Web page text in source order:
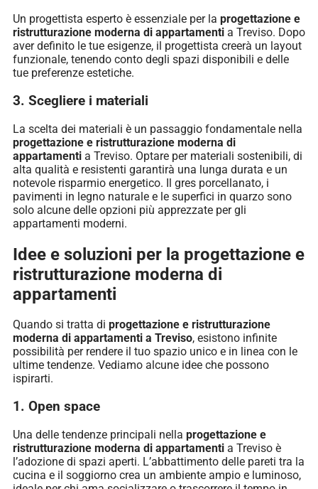
Un progettista esperto è essenziale per la progettazione e
ristrutturazione moderna di appartamenti a Treviso. Dopo
aver definito le tue esigenze, il progettista creerà un layout
funzionale, tenendo conto degli spazi disponibili e delle
tue preferenze estetiche.
3. Scegliere i materiali
La scelta dei materiali è un passaggio fondamentale nella
progettazione e ristrutturazione moderna di
appartamenti a Treviso. Optare per materiali sostenibili, di
alta qualità e resistenti garantirà una lunga durata e un
notevole risparmio energetico. Il gres porcellanato, i
pavimenti in legno naturale e le superfici in quarzo sono
solo alcune delle opzioni più apprezzate per gli
appartamenti moderni.
Idee e soluzioni per la progettazione e
ristrutturazione moderna di
appartamenti
Quando si tratta di progettazione e ristrutturazione
moderna di appartamenti a Treviso, esistono infinite
possibilità per rendere il tuo spazio unico e in linea con le
ultime tendenze. Vediamo alcune idee che possono
ispirarti.
1. Open space
Una delle tendenze principali nella progettazione e
ristrutturazione moderna di appartamenti a Treviso è
l’adozione di spazi aperti. L’abbattimento delle pareti tra la
cucina e il soggiorno crea un ambiente ampio e luminoso,